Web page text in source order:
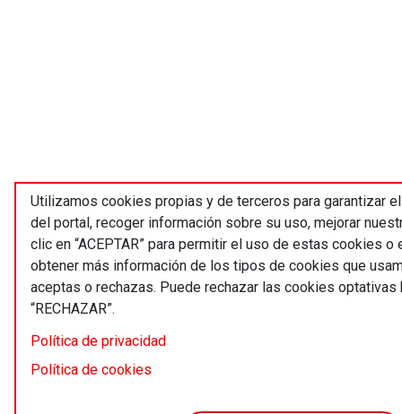
Utilizamos cookies propias y de terceros para garantizar
del portal, recoger información sobre su uso, mejorar
clic en “ACEPTAR” para permitir el uso de estas cookies o
obtener más información de los tipos de cookies que
aceptas o rechazas. Puede rechazar las cookies optativas
“RECHAZAR”.
Política de privacidad
Política de cookies